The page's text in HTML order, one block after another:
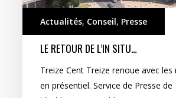
Actualités, Conseil, Presse
LE RETOUR DE L’IN SITU…
Treize Cent Treize renoue avec les
en présentiel. Service de Presse de